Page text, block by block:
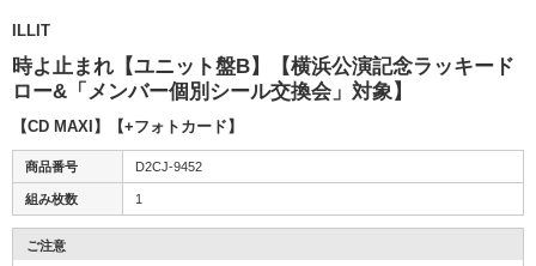
ILLIT
時よ止まれ【ユニット盤B】【横浜公演記念ラッキード
ロー&「メンバー個別シール交換会」対象】
【CD MAXI】【+フォトカード】
商品番号 D2CJ-9452
組み枚数 1
ご注意